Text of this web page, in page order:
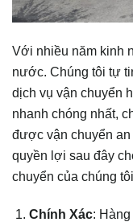
Với nhiều năm kinh
nước. Chúng tôi tự
dịch vụ vận chuyển
nhanh chóng nhất,
được vận chuyển an
quyền lợi sau đây
chuyển của chúng
Chính Xác: